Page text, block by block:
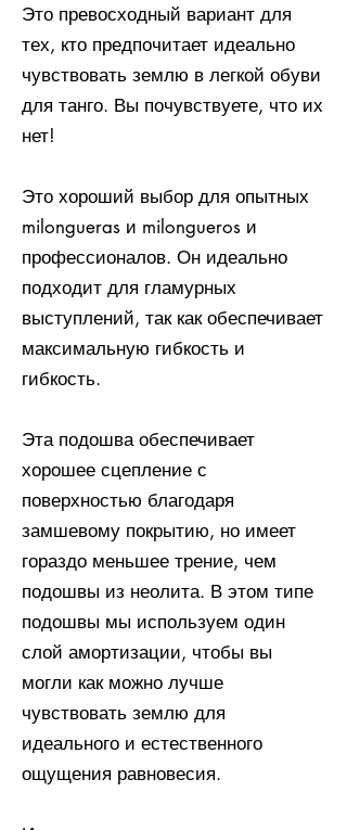
Это превосходный вариант для
тех, кто предпочитает идеально
чувствовать землю в легкой обуви
для танго. Вы почувствуете, что их
нет!
Это хороший выбор для опытных
milongueras и milongueros и
профессионалов. Он идеально
подходит для гламурных
выступлений, так как обеспечивает
максимальную гибкость и
гибкость.
Эта подошва обеспечивает
хорошее сцепление с
поверхностью благодаря
замшевому покрытию, но имеет
гораздо меньшее трение, чем
подошвы из неолита. В этом типе
подошвы мы используем один
слой амортизации, чтобы вы
могли как можно лучше
чувствовать землю для
идеального и естественного
ощущения равновесия.